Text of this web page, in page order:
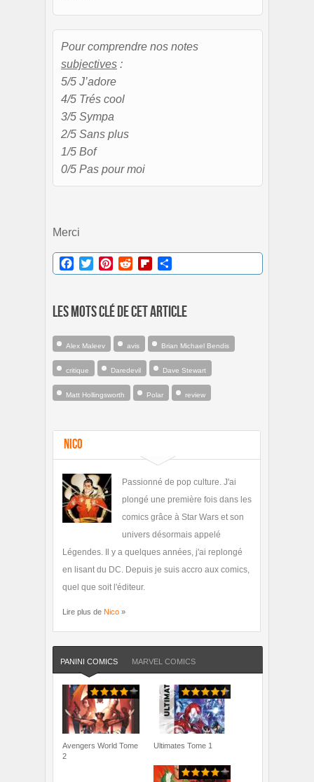
Pour comprendre nos notes
subjectives :
5/5 J’adore
4/5 Trés cool
3/5 Sympa
2/5 Sans plus
1/5 Bof
0/5 Pas pour moi
Merci
Facebook
TwitterPinterestRedditFlipboard
Les mots clé de cet article
Alex Maleev avis Brian Michael Bendis
critique Daredevil Dave Stewart
Matt Hollingsworth Polar review
Nico
Passionné de pop culture. J'ai
plongé une première fois dans les
comics grâce à Star Wars et son
univers désormais appelé
Légendes. Il y a quelques années, j'ai replongé
en lisant du DC. Depuis je suis accro aux comics,
quel que soit l'éditeur.
Lire plus de Nico »
PANINI COMICS MARVEL COMICS
Avengers World Tome
2
Ultimates Tome 1